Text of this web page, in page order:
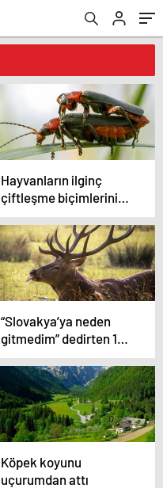
Hayvanların ilginç
çiftleşme biçimlerini
National Geographic
görüntüledi.
“Slovakya’ya neden
gitmedim” dedirten 12
fotoğraf
Köpek koyunu
uçurumdan attı